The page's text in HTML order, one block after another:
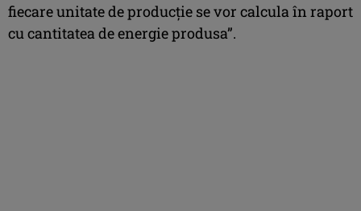
fiecare unitate de producție se vor calcula în raport
cu cantitatea de energie produsa”.